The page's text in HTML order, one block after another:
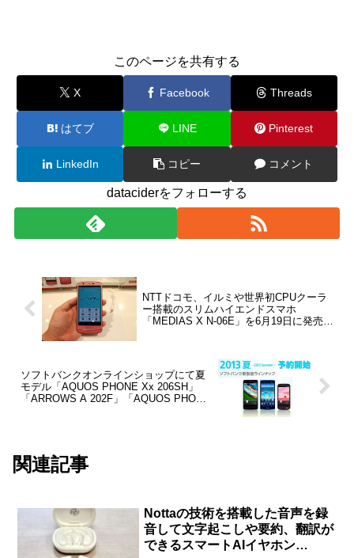
このページを共有する
X Facebook Threads
はてブ LINE Pinterest
LinkedIn コピー コメント
dataciderをフォローする
NTTドコモ、イルミや世界初CPUクーラ
ー搭載のスリムハイエンドスマホ
「MEDIAS X N-06E」を6月19日に発売予
ソフトバンクオンラインショップにて夏
モデル「AQUOS PHONE Xx 206SH」
「ARROWS A 202F」「AQUOS PHONE
関連記事
Nottaの技術を搭載した音声を録
音して文字起こしや要約、翻訳が
できるスマートAIイヤホン